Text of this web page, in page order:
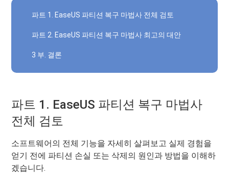
파트 1. EaseUS 파티션 복구 마법사 전체 검토
파트 2. EaseUS 파티션 복구 마법사 최고의 대안
3 부. 결론
파트 1. EaseUS 파티션 복구 마법사
전체 검토
소프트웨어의 전체 기능을 자세히 살펴보고 실제 경험을
얻기 전에 파티션 손실 또는 삭제의 원인과 방법을 이해하
겠습니다.